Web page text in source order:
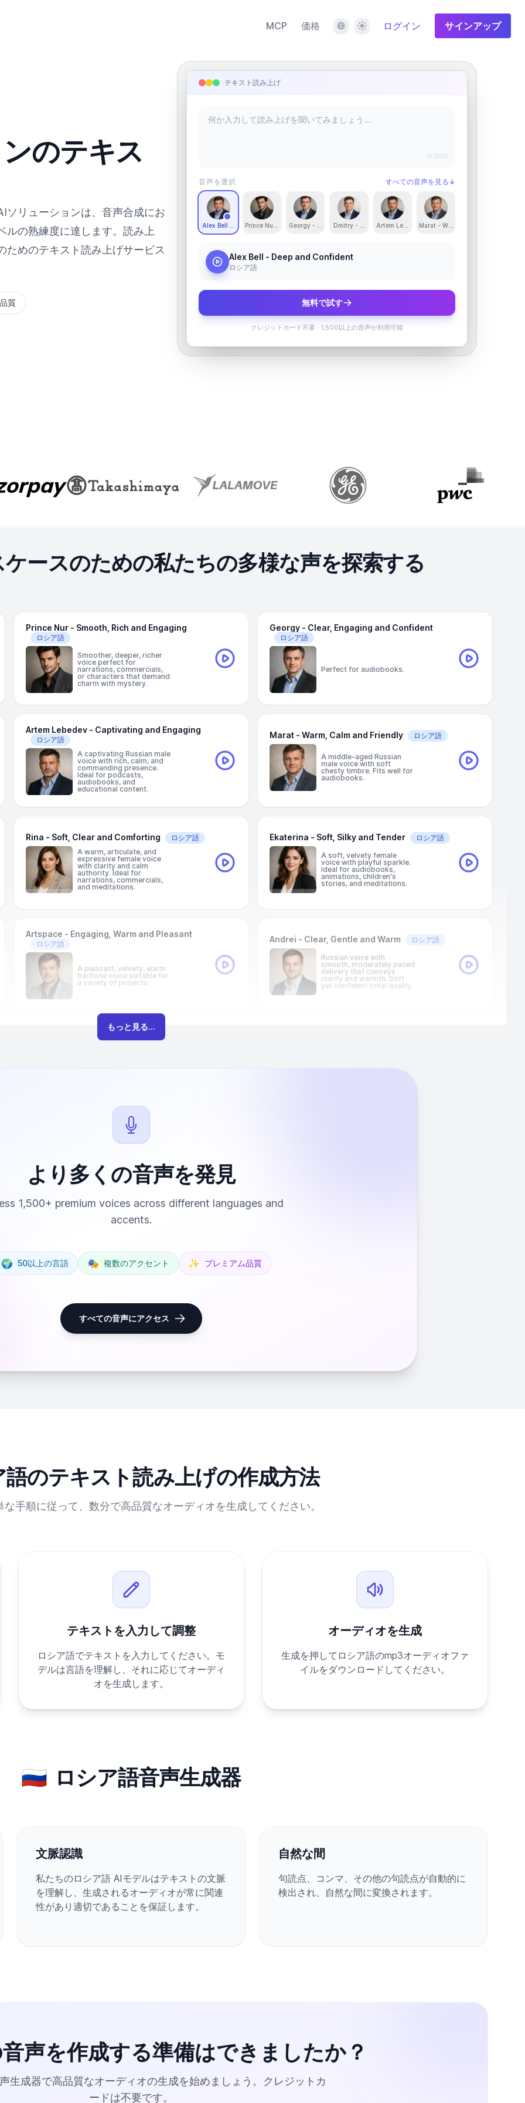
MCP 価格 言語 テーマ ログイン サインアップ
のテキス
ソリューションは、音声合成にお
ルの熟練度に達します。読み上
ためのテキスト読み上げサービス
質
テキスト読み上げ
0/1000
音声を選択 すべての音声を見る ↓
Alex Bell - Deep and Confident
Prince Nur - Smooth, Rich and Engaging
Georgy - Clear, Engaging and Confident
Dmitry - Clear and EnergeticArtem Lebedev - Captivating and Engaging
Marat - Warm, Calm and Friendly
Alex Bell - Deep and Confident
ロシア語
無料で試す
クレジットカード不要 · 1,500以上の音声が利用可能
ースのための私たちの多様な声を探索する
Prince Nur - Smooth, Rich and Engaging
ロシア語
Smoother, deeper, richer
voice perfect for
narrations, commercials,
or characters that demand
charm with mystery.
Georgy - Clear, Engaging and Confident
ロシア語
Perfect for audiobooks.
Artem Lebedev - Captivating and Engaging
ロシア語
A captivating Russian male
voice with rich, calm, and
commanding presence.
Ideal for podcasts,
audiobooks, and
educational content.
Marat - Warm, Calm and Friendly ロシア語
A middle-aged Russian
male voice with soft
chesty timbre. Fits well for
audiobooks.
Rina - Soft, Clear and Comforting
ロシア語
A warm, articulate, and
expressive female voice
with clarity and calm
authority. Ideal for
narrations, commercials,
and meditations.
Ekaterina - Soft, Silky and Tender
ロシア語
A soft, velvety female
voice with playful sparkle.
Ideal for audiobooks,
animations, children's
stories, and meditations.
Artspace - Engaging, Warm and Pleasant
ロシア語
A pleasant, velvety, warm
baritone voice suitable for
a variety of projects.
Andrei - Clear, Gentle and Warm
ロシア語
Russian voice with
smooth, moderately paced
delivery that conveys
clarity and warmth. Soft
yet confident tonal quality.
もっと見る...
より多くの音声を発見
1,500+ premium voices across different languages and
accents.
🌍 50以上の言語 🎭 複数のアクセント ✨ プレミアム品質
すべての音声にアクセス
のテキスト読み上げの作成方法
な手順に従って、数分で高品質なオーディオを生成してください。
テキストを入力して調整
ロシア語でテキストを入力してください。モ
デルは言語を理解し、それに応じてオーディ
オを生成します。
オーディオを生成
生成を押してロシア語のmp3オーディオファ
イルをダウンロードしてください。
🇷🇺 ロシア語音声生成器
文脈認識
私たちのロシア語 AIモデルはテキストの文脈
を理解し、生成されるオーディオが常に関連
性があり適切であることを保証します。
自然な間
句読点、コンマ、その他の句読点が自動的に
検出され、自然な間に変換されます。
声を作成する準備はできましたか？
生成器で高品質なオーディオの生成を始めましょう。クレジットカ
ードは不要です。